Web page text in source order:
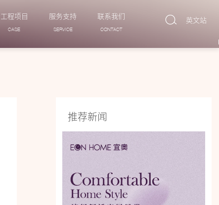
工程项目
CASE
服务支持
SERVICE
联系我们
CONTACT
英文站
推荐新闻